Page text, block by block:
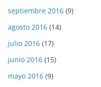
septiembre 2016 (9)
agosto 2016 (14)
julio 2016 (17)
junio 2016 (15)
mayo 2016 (9)